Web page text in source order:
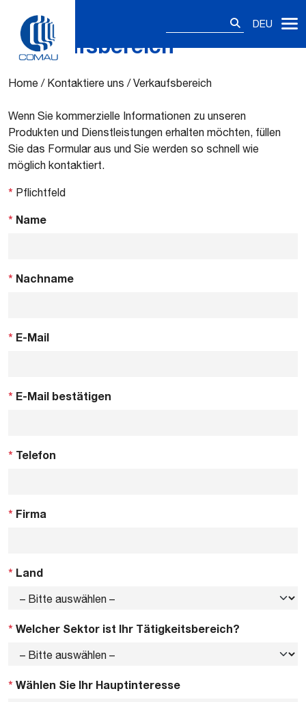
DEU
Verkaufsbereich
Home / Kontaktiere uns /Verkaufsbereich
Wenn Sie kommerzielle Informationen zu unseren
Produkten und Dienstleistungen erhalten möchten, füllen
Sie das Formular aus und Sie werden so schnell wie
möglich kontaktiert.
* Pflichtfeld
* Name
* Nachname
* E-Mail
* E-Mail bestätigen
* Telefon
* Firma
* Land
* Welcher Sektor ist Ihr Tätigkeitsbereich?
* Wählen Sie Ihr Hauptinteresse